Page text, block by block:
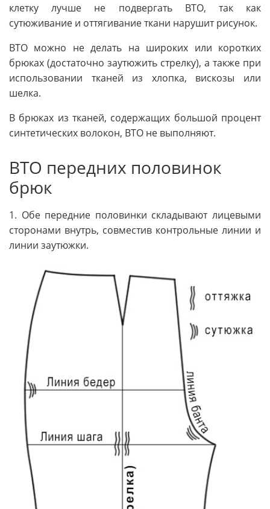
клетку лучше не подвергать ВТО, так как
сутюживание и оттягивание ткани нарушит рисунок.
ВТО можно не делать на широких или коротких
брюках (достаточно заутюжить стрелку), а также при
использовании тканей из хлопка, вискозы или
шелка.
В брюках из тканей, содержащих большой процент
синтетических волокон, ВТО не выполняют.
ВТО передних половинок
брюк
1. Обе передние половинки складывают лицевыми
сторонами внутрь, совместив контрольные линии и
линии заутюжки.